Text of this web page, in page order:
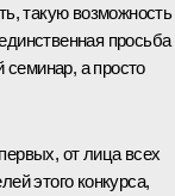
такую возможность
просьба
семинар, а просто
от лица всех
этого конкурса,